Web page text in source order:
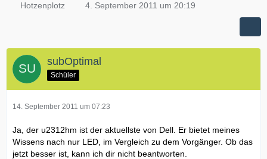
Hotzenplotz 4. September 2011 um 20:19
subOptimal
Schüler
14. September 2011 um 07:23
Ja, der u2312hm ist der aktuellste von Dell. Er bietet meines
Wissens nach nur LED, im Vergleich zu dem Vorgänger. Ob das
jetzt besser ist, kann ich dir nicht beantworten.